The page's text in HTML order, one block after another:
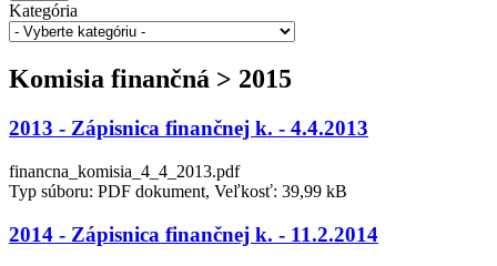
Kategória
Komisia finančná > 2015
2013 - Zápisnica finančnej k. - 4.4.2013
financna_komisia_4_4_2013.pdf
Typ súboru: PDF dokument, Veľkosť: 39,99 kB
2014 - Zápisnica finančnej k. - 11.2.2014